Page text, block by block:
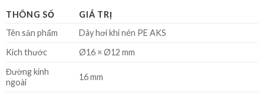
THÔNG SỐ
GIÁ TRỊ
Tên sản phẩm
Dây hơi khí nén PE AKS
Kích thước
Ø16 × Ø12 mm
Đường kính
ngoài
16 mm